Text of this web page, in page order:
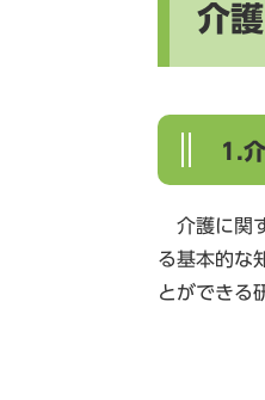
介
1.
介護に関
る基本的な
とができる